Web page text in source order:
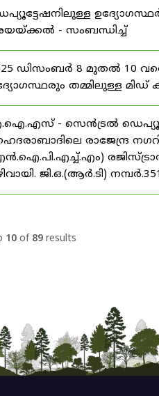
- സംബന്ധിച്ച്
ഡിസംബർ 8 മുതൽ 10
തമ്മിലുള്ള
- സെൻട്രൽ
രാജേന്ദ്ര
ജി.ഒ.(ആർ.ടി)
10 of 89 results